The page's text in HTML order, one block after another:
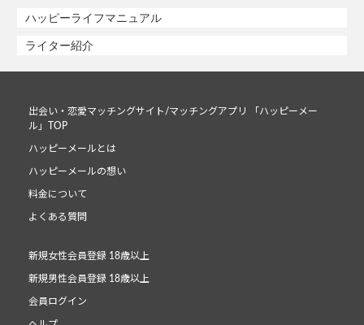
ハッピーライフマニュアル
ライター紹介
出会い・恋愛マッチングサイト/マッチングアプリ 「ハッピーメー
ル」TOP
ハッピーメールとは
ハッピーメールの想い
料金について
よくある質問
新規女性会員登録 18歳以上
新規男性会員登録 18歳以上
会員ログイン